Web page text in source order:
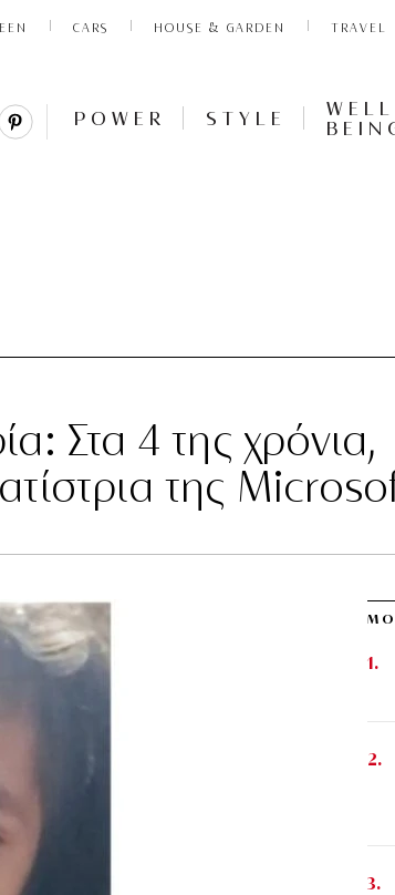
CARS HOUSE & GARDEN TRAVEL
POWER STYLE
WELL
Στα 4 της χρόνια,
της